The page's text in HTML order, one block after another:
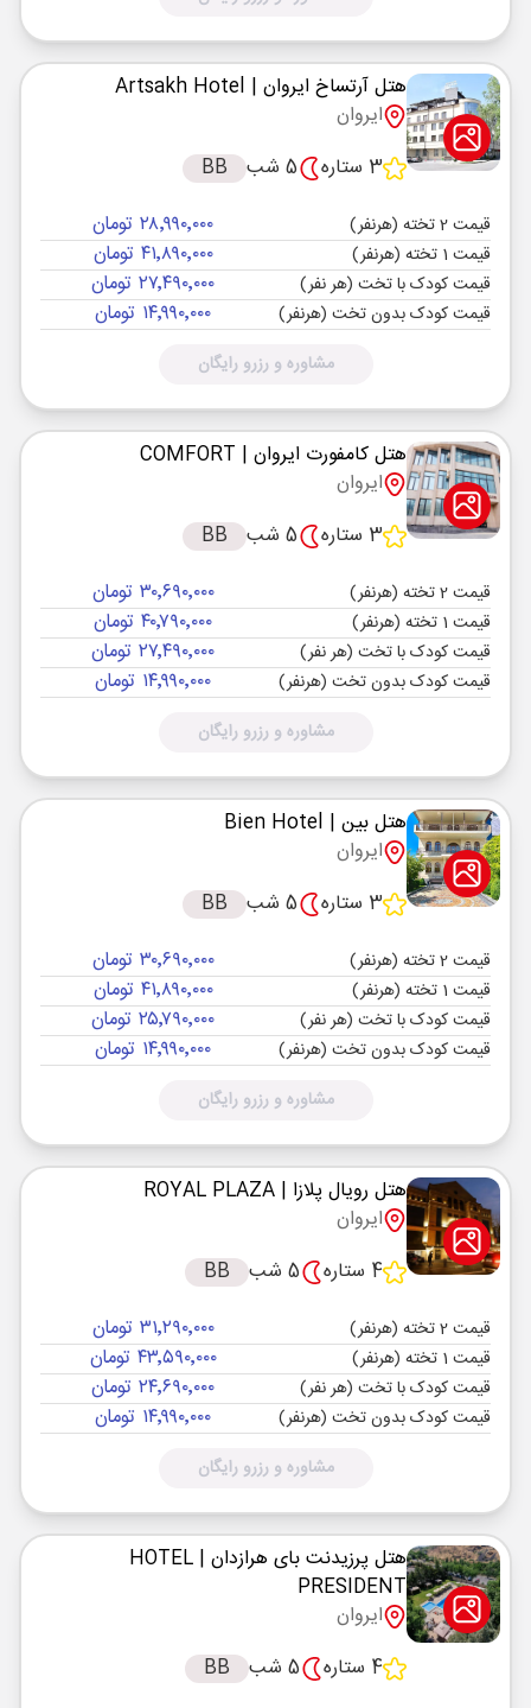
هتل آرتساخ ایروان | Artsakh Hotel
ایروان
3 ستاره
5 شب BB
قیمت 2 تخته (هرنفر) ۲۸٬۹۹۰٬۰۰۰ تومان
قیمت 1 تخته (هرنفر) ۴۱٬۸۹۰٬۰۰۰ تومان
قیمت کودک با تخت (هر نفر) ۲۷٬۴۹۰٬۰۰۰ تومان
قیمت کودک بدون تخت (هرنفر) ۱۴٬۹۹۰٬۰۰۰ تومان
مشاوره و رزرو رایگان
هتل کامفورت ایروان | COMFORT
ایروان
3 ستاره
5 شب BB
قیمت 2 تخته (هرنفر) ۳۰٬۶۹۰٬۰۰۰ تومان
قیمت 1 تخته (هرنفر) ۴۰٬۷۹۰٬۰۰۰ تومان
قیمت کودک با تخت (هر نفر) ۲۷٬۴۹۰٬۰۰۰ تومان
قیمت کودک بدون تخت (هرنفر) ۱۴٬۹۹۰٬۰۰۰ تومان
مشاوره و رزرو رایگان
هتل بین | Bien Hotel
ایروان
3 ستاره
5 شب BB
قیمت 2 تخته (هرنفر) ۳۰٬۶۹۰٬۰۰۰ تومان
قیمت 1 تخته (هرنفر) ۴۱٬۸۹۰٬۰۰۰ تومان
قیمت کودک با تخت (هر نفر) ۲۵٬۷۹۰٬۰۰۰ تومان
قیمت کودک بدون تخت (هرنفر) ۱۴٬۹۹۰٬۰۰۰ تومان
مشاوره و رزرو رایگان
هتل رویال پلازا | ROYAL PLAZA
ایروان
4 ستاره
5 شب BB
قیمت 2 تخته (هرنفر) ۳۱٬۲۹۰٬۰۰۰ تومان
قیمت 1 تخته (هرنفر) ۴۳٬۵۹۰٬۰۰۰ تومان
قیمت کودک با تخت (هر نفر) ۲۴٬۶۹۰٬۰۰۰ تومان
قیمت کودک بدون تخت (هرنفر) ۱۴٬۹۹۰٬۰۰۰ تومان
مشاوره و رزرو رایگان
هتل پرزیدنت بای هرازدان | HOTEL
PRESIDENT
ایروان
4 ستاره
5 شب BB